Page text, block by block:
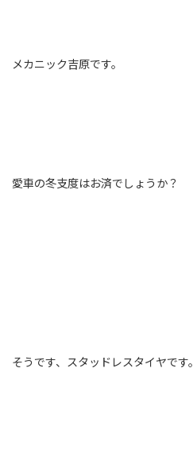
メカニック吉原です。
愛車の冬支度はお済でしょうか？
そうです、スタッドレスタイヤです。